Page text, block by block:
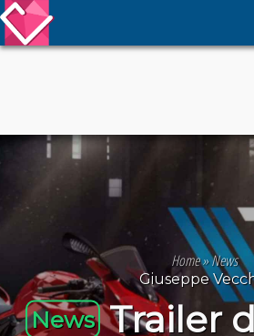
Home»News
Giuseppe
News Trailer